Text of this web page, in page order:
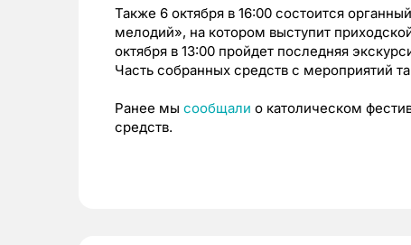
Также 6 октября в 16:00 состоится
мелодий», на котором выступит
октября в 13:00 пройдет последняя
Часть собранных средств с мероприятий
Ранее мы сообщали о католическом
средств.